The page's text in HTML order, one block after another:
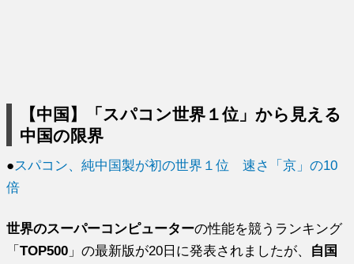
【中国】「スパコン世界１位」から見える
中国の限界
●スパコン、純中国製が初の世界１位 速さ「京」の10
倍
世界のスーパーコンピューターの性能を競うランキング
「TOP500 」の最新版が20日に発表されましたが、 自国